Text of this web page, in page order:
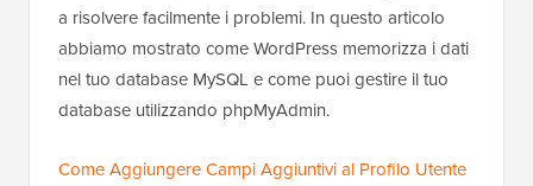
a risolvere facilmente i problemi. In questo articolo
abbiamo mostrato come WordPress memorizza i dati
nel tuo database MySQL e come puoi gestire il tuo
database utilizzando phpMyAdmin.
Come Aggiungere Campi Aggiuntivi al Profilo Utente